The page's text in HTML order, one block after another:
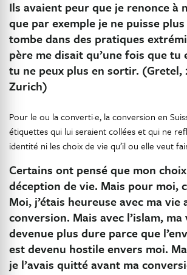
Ils avaient peur que je renonce à
que par exemple je ne puisse
tombe dans des pratiques
père me disait qu’une fois que tu
tu ne peux plus en sortir. (Gretel,
Zurich)
Pour le ou la converti·e, la conversion en
étiquettes qui lui seraient collées et qui ne
identité ni les choix de vie qu’il ou elle veut
Certains ont pensé que mon
déception de vie. Mais pour moi,
Moi, j’étais heureuse avec ma vie
conversion. Mais avec l’islam, ma
devenue plus dure parce que
est devenu hostile envers moi.
je l’avais quitté avant ma